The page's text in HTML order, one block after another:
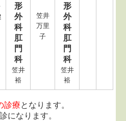
形
外
科
肛
門
科
笠井
裕
笠井
万里
子
形
外
科
肛
門
科
笠井
裕
診療となります。
になります。